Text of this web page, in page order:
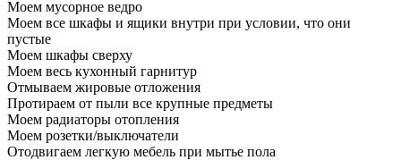
Моем мусорное ведро
Моем все шкафы и ящики внутри при условии, что они
пустые
Моем шкафы сверху
Моем весь кухонный гарнитур
Отмываем жировые отложения
Протираем от пыли все крупные предметы
Моем радиаторы отопления
Моем розетки/выключатели
Отодвигаем легкую мебель при мытье пола